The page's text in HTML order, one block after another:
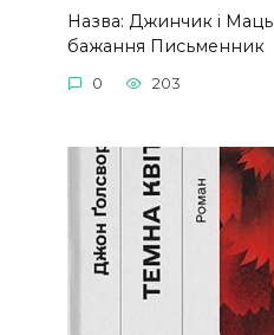
Назва: Джинчик і
бажання Письменник
0 203